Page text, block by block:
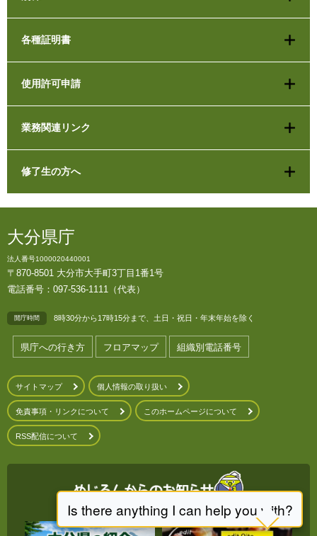
各種証明書
使用許可申請
業務関連リンク
修了生の方へ
大分県庁
法人番号1000020440001
〒870-8501 大分市大手町3丁目1番1号
電話番号：097-536-1111（代表）
開庁時間 8時30分から17時15分まで、土日・祝日・年末年始を除く
県庁への行き方 フロアマップ 組織別電話番号
サイトマップ 個人情報の取り扱い
免責事項・リンクについて このホームページについて
RSS配信について